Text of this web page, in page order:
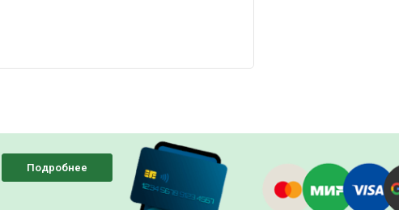
Подробнее